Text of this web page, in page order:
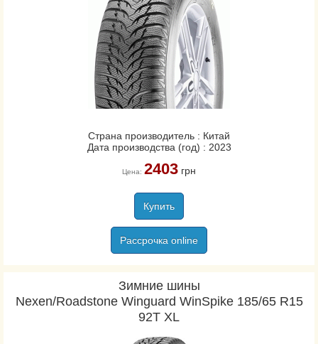
Страна производитель : Китай
Дата производства (год) : 2023
Цена: 2403грн
Купить
Рассрочка online
Зимние шины
Nexen/Roadstone Winguard WinSpike 185/65 R15
92T XL